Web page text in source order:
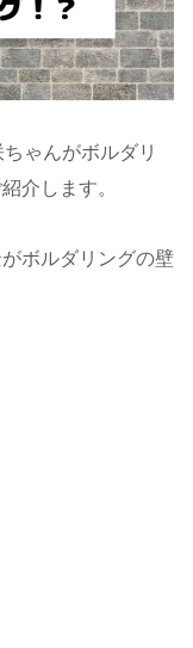
ゃんがボルダリ
介します。
ボルダリングの壁